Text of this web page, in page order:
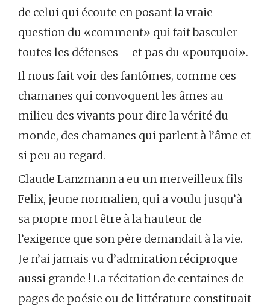
de celui qui écoute en posant la vraie
question du «comment» qui fait basculer
toutes les défenses – et pas du «pourquoi».
Il nous fait voir des fantômes, comme ces
chamanes qui convoquent les âmes au
milieu des vivants pour dire la vérité du
monde, des chamanes qui parlent à l’âme et
si peu au regard.
Claude Lanzmann a eu un merveilleux fils
Felix, jeune normalien, qui a voulu jusqu’à
sa propre mort être à la hauteur de
l’exigence que son père demandait à la vie.
Je n’ai jamais vu d’admiration réciproque
aussi grande ! La récitation de centaines de
pages de poésie ou de littérature constituait